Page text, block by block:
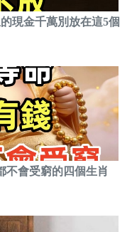
現金千萬別放在這5個
不會受窮的四個生肖